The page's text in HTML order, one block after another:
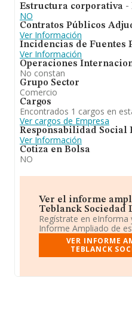
Estructura corporativa -
NO
Contratos Públicos
Ver Información
Incidencias de Fuentes
Ver Información
Operaciones
No constan
Grupo Sector
Comercio
Cargos
Encontrados 1 cargos en
Ver cargos de Empresa
Responsabilidad Social
Ver Información
Cotiza en Bolsa
NO
Ver el informe
Teblanck Sociedad
Regístrate en eInforma
Informe Ampliado de
VER INFORME
TEBLANCK